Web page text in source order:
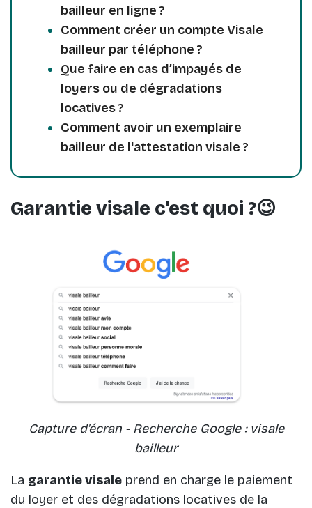
bailleur en ligne ?
Comment créer un compte Visale
bailleur par téléphone ?
Que faire en cas d’impayés de
loyers ou de dégradations
locatives ?
Comment avoir un exemplaire
bailleur de l'attestation visale ?
Garantie visale c'est quoi ?😉
Capture d'écran - Recherche Google : visale
bailleur
La garantie visale prend en charge le paiement
du loyer et des dégradations locatives de la